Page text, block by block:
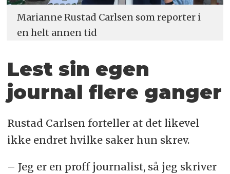
Marianne Rustad Carlsen som reporter i
en helt annen tid
Lest sin egen
journal flere ganger
Rustad Carlsen forteller at det likevel
ikke endret hvilke saker hun skrev.
– Jeg er en proff journalist, så jeg skriver